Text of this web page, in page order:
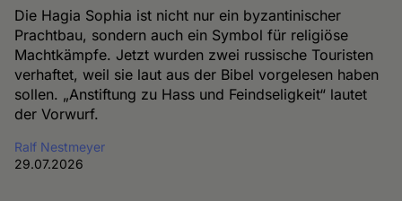
Die Hagia Sophia ist nicht nur ein byzantinischer
Prachtbau, sondern auch ein Symbol für religiöse
Machtkämpfe. Jetzt wurden zwei russische Touristen
verhaftet, weil sie laut aus der Bibel vorgelesen haben
sollen. „Anstiftung zu Hass und Feindseligkeit“ lautet
der Vorwurf.
Ralf Nestmeyer
29.07.2026